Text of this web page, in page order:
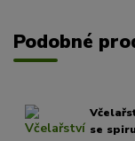
Podobné
se